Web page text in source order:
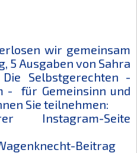
wir gemeinsam
5 Ausgaben von Sahra
Selbstgerechten -
- für Gemeinsinn und
Sie teilnehmen:
Instagram-Seite
Beitrag